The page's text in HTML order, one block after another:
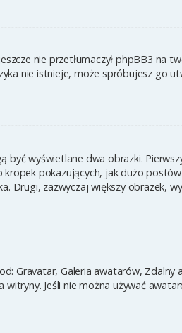
nie przetłumaczył phpBB3 na
nie istnieje, może spróbujesz go
wyświetlane dwa obrazki.
pokazujących, jak dużo
Drugi, zazwyczaj większy obrazek,
Gravatar, Galeria awatarów,
Jeśli nie można używać